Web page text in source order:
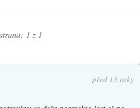
1 z 1
před 13 roky